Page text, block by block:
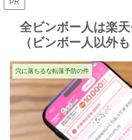
PR
全ビンボー人は楽
（ビンボー人以外も
穴に落ちるな転落予防の件